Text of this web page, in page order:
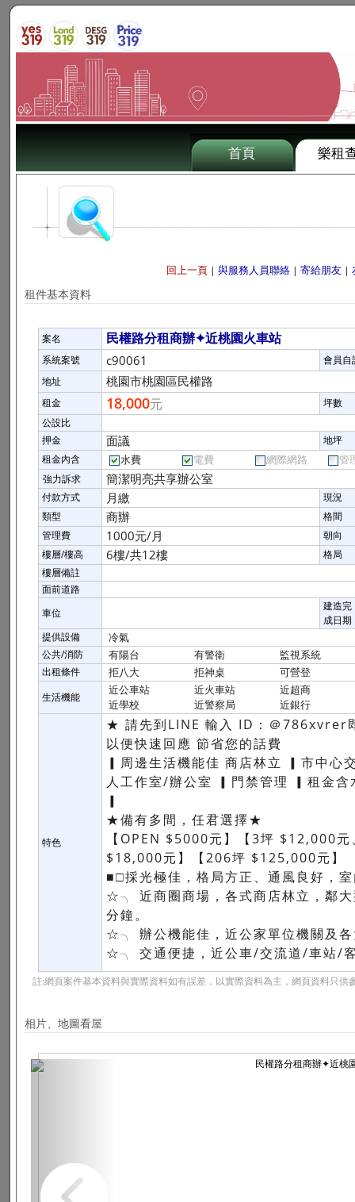
首頁 樂租
回上一頁 | 與服務人員聯絡 | 寄給朋友 |
租件基本資料
案名 民權路分租商辦✦近桃園火車站
系統案號 c90061
會員自
地址
桃園市桃園區民權路
租金 18,000元
坪數
公設比
押金
面議
地坪
租金內含
水費 電費 網際網路 管
強力訴求 簡潔明亮共享辦公室
付款方式 月繳
現況
類型
商辦
格間
管理費
1000元/月
朝向
樓層/樓高
6樓/共12樓
格局
樓層備註
面前道路
車位
建造完
成日期
提供設備
冷氣
公共/消防 有陽台 有警衛 監視系統
出租條件 拒八大 拒神桌 可營登
生活機能
近公車站 近火車站
近超商
近學校
近警察局 近銀行
特色
★ 請先到LINE 輸入 ID：＠786xvrer
以便快速回應 節省您的話費
▎周邊生活機能佳 商店林立 ▎市中心
人工作室/辦公室 ▎門禁管理 ▎租金
▎
★備有多間，任君選擇★
【OPEN $5000元】【3坪 $12,000
$18,000元】【206坪 $125,000元】
■□採光極佳，格局方正、通風良好，
☆╮ 近商圈商場，各式商店林立，鄰
分鐘。
☆╮ 辦公機能佳，近公家單位機關及
☆╮ 交通便捷，近公車/交流道/車站/
註:網頁案件基本資料與實際資料如有誤差，以實際資料為主，網頁資料只供
相片、地圖看屋